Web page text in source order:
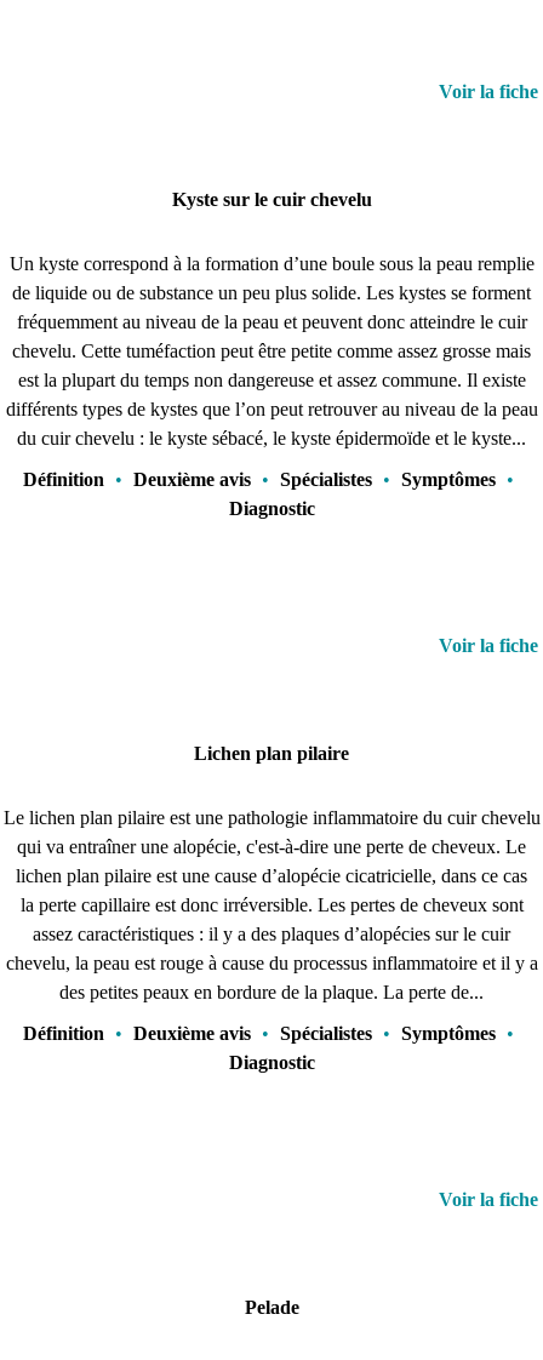
Voir la fiche
Kyste sur le cuir chevelu
Un kyste correspond à la formation d’une boule sous la peau remplie
de liquide ou de substance un peu plus solide. Les kystes se forment
fréquemment au niveau de la peau et peuvent donc atteindre le cuir
chevelu. Cette tuméfaction peut être petite comme assez grosse mais
est la plupart du temps non dangereuse et assez commune. Il existe
différents types de kystes que l’on peut retrouver au niveau de la peau
du cuir chevelu : le kyste sébacé, le kyste épidermoïde et le kyste...
Définition
• Deuxième avis • Spécialistes • Symptômes •
Diagnostic
Voir la fiche
Lichen plan pilaire
Le lichen plan pilaire est une pathologie inflammatoire du cuir chevelu
qui va entraîner une alopécie, c'est-à-dire une perte de cheveux. Le
lichen plan pilaire est une cause d’alopécie cicatricielle, dans ce cas
la perte capillaire est donc irréversible. Les pertes de cheveux sont
assez caractéristiques : il y a des plaques d’alopécies sur le cuir
chevelu, la peau est rouge à cause du processus inflammatoire et il y a
des petites peaux en bordure de la plaque. La perte de...
Définition
• Deuxième avis • Spécialistes • Symptômes •
Diagnostic
Voir la fiche
Pelade